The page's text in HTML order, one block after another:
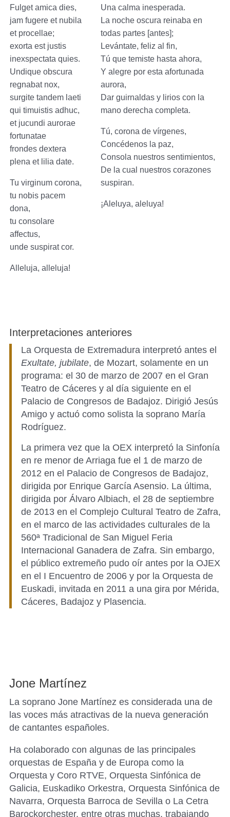
Fulget amica dies,
jam fugere et nubila
et procellae;
exorta est justis
inexspectata quies.
Undique obscura
regnabat nox,
surgite tandem laeti
qui timuistis adhuc,
et jucundi aurorae
fortunatae
frondes dextera
plena et lilia date.
Tu virginum corona,
tu nobis pacem
dona,
tu consolare
affectus,
unde suspirat cor.
Alleluja, alleluja!
Una calma inesperada.
La noche oscura reinaba en
todas partes [antes];
Levántate, feliz al fin,
Tú que temiste hasta ahora,
Y alegre por esta afortunada
aurora,
Dar guirnaldas y lirios con la
mano derecha completa.
Tú, corona de vírgenes,
Concédenos la paz,
Consola nuestros sentimientos,
De la cual nuestros corazones
suspiran.
¡Aleluya, aleluya!
Interpretaciones anteriores
La Orquesta de Extremadura interpretó antes el
Exultate, jubilate, de Mozart, solamente en un
programa: el 30 de marzo de 2007 en el Gran
Teatro de Cáceres y al día siguiente en el
Palacio de Congresos de Badajoz. Dirigió Jesús
Amigo y actuó como solista la soprano María
Rodríguez.
La primera vez que la OEX interpretó la Sinfonía
en re menor de Arriaga fue el 1 de marzo de
2012 en el Palacio de Congresos de Badajoz,
dirigida por Enrique García Asensio. La última,
dirigida por Álvaro Albiach, el 28 de septiembre
de 2013 en el Complejo Cultural Teatro de Zafra,
en el marco de las actividades culturales de la
560ª Tradicional de San Miguel Feria
Internacional Ganadera de Zafra. Sin embargo,
el público extremeño pudo oír antes por la OJEX
en el I Encuentro de 2006 y por la Orquesta de
Euskadi, invitada en 2011 a una gira por Mérida,
Cáceres, Badajoz y Plasencia.
Jone Martínez
La soprano Jone Martínez es considerada una de
las voces más atractivas de la nueva generación
de cantantes españoles.
Ha colaborado con algunas de las principales
orquestas de España y de Europa como la
Orquesta y Coro RTVE, Orquesta Sinfónica de
Galicia, Euskadiko Orkestra, Orquesta Sinfónica de
Navarra, Orquesta Barroca de Sevilla o La Cetra
Barockorchester, entre otras muchas, trabajando